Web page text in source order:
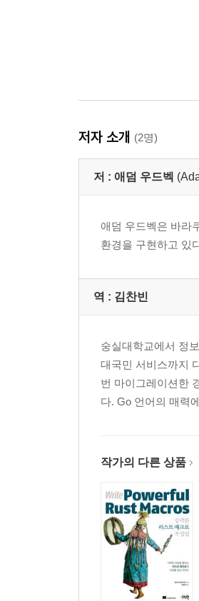
저자 소개 (2명)
저 : 애덤 우드벡
애덤 우드벡은 바라
환경을 구현하고 있
역 : 김찬빈
숭실대학교에서 정
대국민 서비스까지
번 마이그레이션한
다. Go 언어의 매력
작가의 다른 상품